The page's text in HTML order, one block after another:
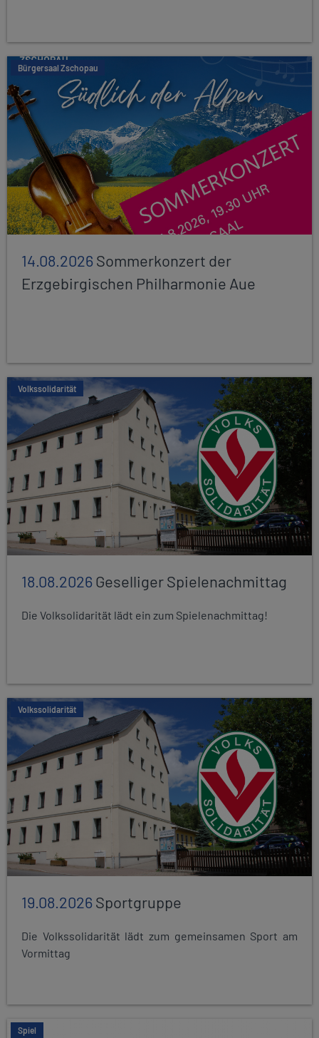
Bürgersaal Zschopau
14.08.2026Sommerkonzert der
Erzgebirgischen Philharmonie Aue
Volkssolidarität
18.08.2026Geselliger Spielenachmittag
Die Volksolidarität lädt ein zum Spielenachmittag!
Volkssolidarität
19.08.2026Sportgruppe
Die Volkssolidarität lädt zum gemeinsamen Sport am
Vormittag
Spiel